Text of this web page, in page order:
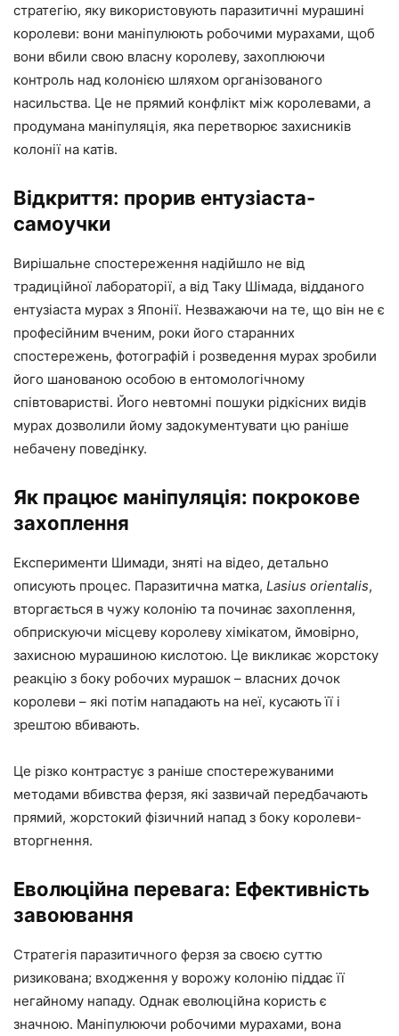
стратегію, яку використовують паразитичні мурашині
королеви: вони маніпулюють робочими мурахами, щоб
вони вбили свою власну королеву, захоплюючи
контроль над колонією шляхом організованого
насильства. Це не прямий конфлікт між королевами, а
продумана маніпуляція, яка перетворює захисників
колонії на катів.
Відкриття: прорив ентузіаста-
самоучки
Вирішальне спостереження надійшло не від
традиційної лабораторії, а від Таку Шімада, відданого
ентузіаста мурах з Японії. Незважаючи на те, що він не є
професійним вченим, роки його старанних
спостережень, фотографій і розведення мурах зробили
його шанованою особою в ентомологічному
співтоваристві. Його невтомні пошуки рідкісних видів
мурах дозволили йому задокументувати цю раніше
небачену поведінку.
Як працює маніпуляція: покрокове
захоплення
Експерименти Шимади, зняті на відео, детально
описують процес. Паразитична матка, Lasius orientalis,
вторгається в чужу колонію та починає захоплення,
обприскуючи місцеву королеву хімікатом, ймовірно,
захисною мурашиною кислотою. Це викликає жорстоку
реакцію з боку робочих мурашок – власних дочок
королеви – які потім нападають на неї, кусають її і
зрештою вбивають.
Це різко контрастує з раніше спостережуваними
методами вбивства ферзя, які зазвичай передбачають
прямий, жорстокий фізичний напад з боку королеви-
вторгнення.
Еволюційна перевага: Ефективність
завоювання
Стратегія паразитичного ферзя за своєю суттю
ризикована; входження у ворожу колонію піддає її
негайному нападу. Однак еволюційна користь є
значною. Маніпулюючи робочими мурахами, вона